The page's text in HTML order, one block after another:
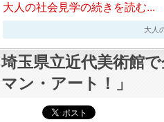
大人の社会見学の続きを読む...
大人
埼玉県立近代美術館
マン・アート！」